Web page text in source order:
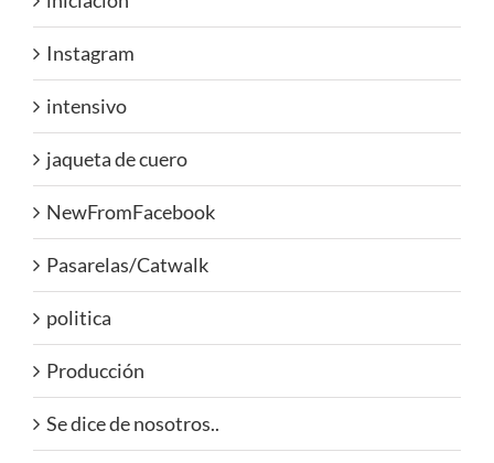
Instagram
intensivo
jaqueta de cuero
NewFromFacebook
Pasarelas/Catwalk
politica
Producción
Se dice de nosotros..